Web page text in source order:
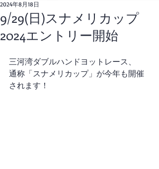
9/29(日)スナメリカップ
2024エントリー開始
2024年8月18日
三河湾ダブルハンドヨットレース、
通称「スナメリカップ」が今年も開催
されます！